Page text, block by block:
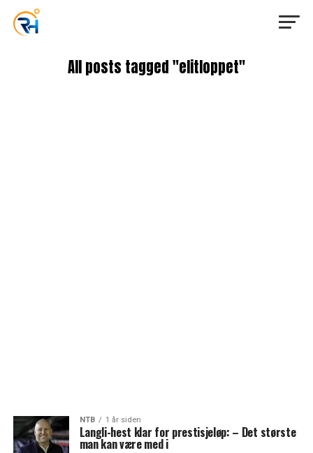
All posts tagged "elitloppet"
NTB 1 år siden
Langli-hest klar for prestisjeløp: – Det største
man kan være med i